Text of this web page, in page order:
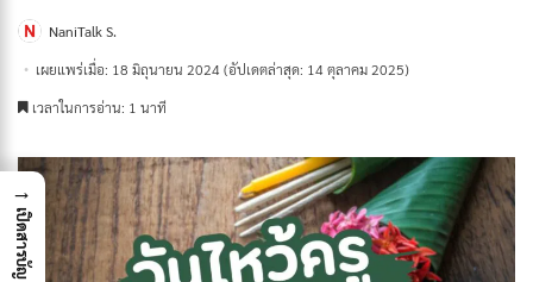
NaniTalk S.
เผยแพร่เมื่อ: 18 มิถุนายน 2024 (อัปเดตล่าสุด: 14 ตุลาคม 2025)
เวลาในการอ่าน: 1 นาที
→
เปิดสารบัญ